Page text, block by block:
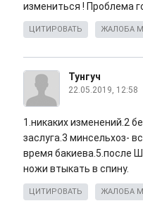
измениться ! Проблема
ЦИТИРОВАТЬ ЖАЛОБА
Тунгуч
22.05.2019, 12:58
1.никаких изменений.2
заслуга.3 минсельхоз-
время бакиева.5.после
ножи втыкать в спину.
ЦИТИРОВАТЬ ЖАЛОБА